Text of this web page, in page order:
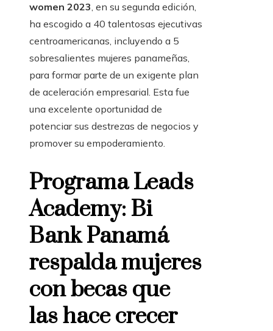
women 2023, en su segunda edición,
ha escogido a 40 talentosas ejecutivas
centroamericanas, incluyendo a 5
sobresalientes mujeres panameñas,
para formar parte de un exigente plan
de aceleración empresarial. Esta fue
una excelente oportunidad de
potenciar sus destrezas de negocios y
promover su empoderamiento.
Programa Leads
Academy: Bi
Bank Panamá
respalda mujeres
con becas que
las hace crecer